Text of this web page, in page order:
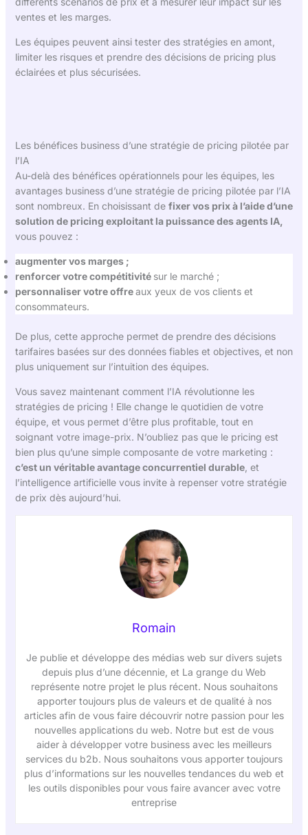
ventes et les marges.
Les équipes peuvent ainsi tester des stratégies en amont,
limiter les risques et prendre des décisions de pricing plus
éclairées et plus sécurisées.
Les bénéfices business d’une stratégie de pricing pilotée par
l’IA
Au-delà des bénéfices opérationnels pour les équipes, les
avantages business d’une stratégie de pricing pilotée par l’IA
sont nombreux. En choisissant de fixer vos prix à l’aide d’une
solution de pricing exploitant la puissance des agents IA,
vous pouvez :
augmenter vos marges ;
renforcer votre compétitivité sur le marché ;
personnaliser votre offreaux yeux de vos clients et
consommateurs.
De plus, cette approche permet de prendre des décisions
tarifaires basées sur des données fiables et objectives, et non
plus uniquement sur l’intuition des équipes.
Vous savez maintenant comment l’IA révolutionne les
stratégies de pricing ! Elle change le quotidien de votre
équipe, et vous permet d’être plus profitable, tout en
soignant votre image-prix. N’oubliez pas que le pricing est
bien plus qu’une simple composante de votre marketing :
c’est un véritable avantage concurrentiel durable, et
l’intelligence artificielle vous invite à repenser votre stratégie
de prix dès aujourd’hui.
Romain
Je publie et développe des médias web sur divers sujets
depuis plus d’une décennie, et La grange du Web
représente notre projet le plus récent. Nous souhaitons
apporter toujours plus de valeurs et de qualité à nos
articles afin de vous faire découvrir notre passion pour les
nouvelles applications du web. Notre but est de vous
aider à développer votre business avec les meilleurs
services du b2b. Nous souhaitons vous apporter toujours
plus d’informations sur les nouvelles tendances du web et
les outils disponibles pour vous faire avancer avec votre
entreprise